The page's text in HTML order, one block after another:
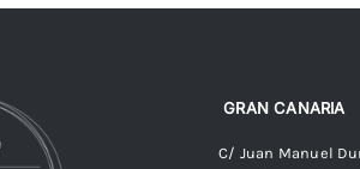
GRAN CANARIA
C/ Juan Manuel